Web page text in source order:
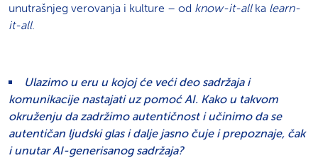
unutrašnjeg verovanja i kulture – od know-it-all ka learn-
it-all.
Ulazimo u eru u kojoj će veći deo sadržaja i
komunikacije nastajati uz pomoć AI. Kako u takvom
okruženju da zadržimo autentičnost i učinimo da se
autentičan ljudski glas i dalje jasno čuje i prepoznaje, čak
i unutar AI-generisanog sadržaja?